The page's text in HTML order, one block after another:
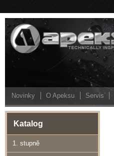
Novinky O Apeksu Servis
Katalog
1. stupně